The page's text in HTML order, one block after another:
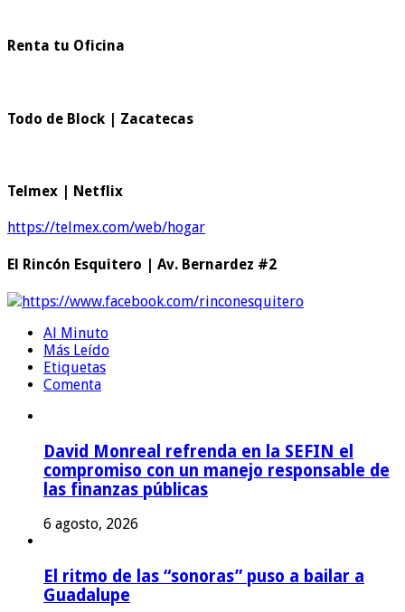
Renta tu Oficina
Todo de Block | Zacatecas
Telmex | Netflix
https://telmex.com/web/hogar
El Rincón Esquitero | Av. Bernardez #2
https://www.facebook.com/rinconesquitero
Al Minuto
Más Leído
Etiquetas
Comenta
David Monreal refrenda en la SEFIN el
compromiso con un manejo responsable de
las finanzas públicas
6 agosto, 2026
El ritmo de las “sonoras” puso a bailar a
Guadalupe